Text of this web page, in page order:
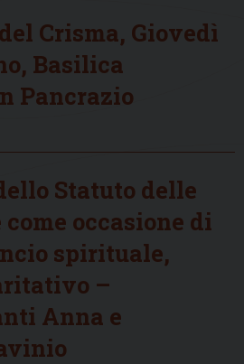
Crisma, Giovedì
Basilica
Pancrazio
Statuto delle
occasione di
spirituale,
–
Anna e